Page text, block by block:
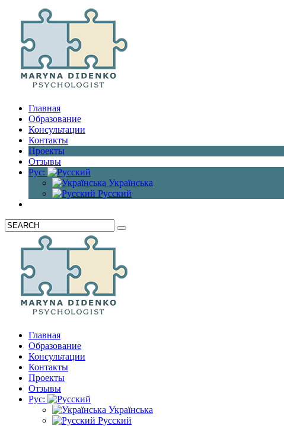
Главная
Образование
Консультации
Контакты
Проекты
Отзывы
Рус:
Українська
Русский
Главная
Образование
Консультации
Контакты
Проекты
Отзывы
Рус:
Українська
Русский